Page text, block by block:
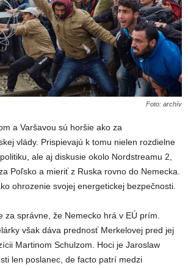
Foto: archív
a Varšavou sú horšie ako za
vlády. Prispievajú k tomu nielen rozdielne
ale aj diskusie okolo Nordstreamu 2,
Poľsko a mieriť z Ruska rovno do Nemecka.
ohrozenie svojej energetickej bezpečnosti.
za správne, že Nemecko hrá v EÚ prím.
však dáva prednosť Merkelovej pred jej
Martinom Schulzom. Hoci je Jaroslaw
len poslanec, de facto patrí medzi